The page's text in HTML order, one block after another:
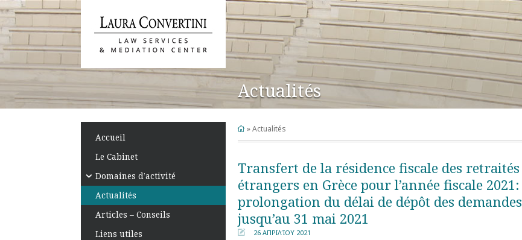
to
Accueil
Le Cabinet
Domaines d’activité
Actualités
Articles – Conseils
Liens utiles
Actualités
»Actualités
Transfert de la résidence fiscale des retraités
étrangers en Grèce pour l’année fiscale 2021:
prolongation du délai de dépôt des demandes
jusqu’au 31 mai 2021
󰀄 26 ΑΠΡΙΛΊΟΥ 2021